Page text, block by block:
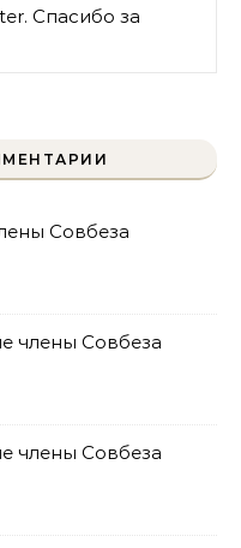
Спасибо за
Совбеза
члены Совбеза
члены Совбеза